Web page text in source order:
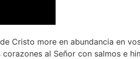
Cristo more en abundancia en
al Señor con salmos e